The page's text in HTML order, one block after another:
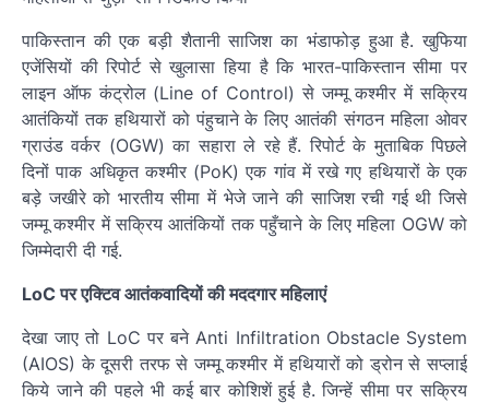
पाकिस्तान की एक बड़ी शैतानी साजिश का भंडाफोड़ हुआ है. खुफिया
एजेंसियों की रिपोर्ट से खुलासा हिया है कि भारत-पाकिस्तान सीमा पर
लाइन ऑफ कंट्रोल (Line of Control) से जम्मू कश्मीर में सक्रिय
आतंकियों तक हथियारों को पंहुचाने के लिए आतंकी संगठन महिला ओवर
ग्राउंड वर्कर (OGW) का सहारा ले रहे हैं. रिपोर्ट के मुताबिक पिछले
दिनों पाक अधिकृत कश्मीर (PoK) एक गांव में रखे गए हथियारों के एक
बड़े जखीरे को भारतीय सीमा में भेजे जाने की साजिश रची गई थी जिसे
जम्मू कश्मीर में सक्रिय आतंकियों तक पहुँचाने के लिए महिला OGW को
जिम्मेदारी दी गई.
LoC पर एक्टिव आतंकवादियों की मददगार महिलाएं
देखा जाए तो LoC पर बने Anti Infiltration Obstacle System
(AIOS) के दूसरी तरफ से जम्मू कश्मीर में हथियारों को ड्रोन से सप्लाई
किये जाने की पहले भी कई बार कोशिशें हुई है. जिन्हें सीमा पर सक्रिय